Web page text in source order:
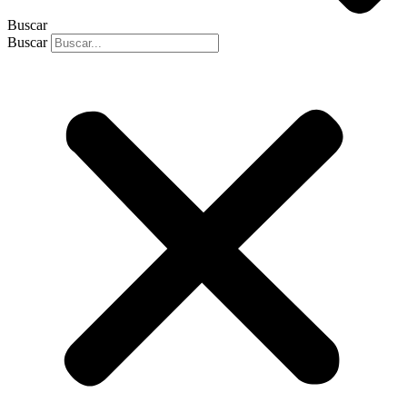
Buscar
Buscar